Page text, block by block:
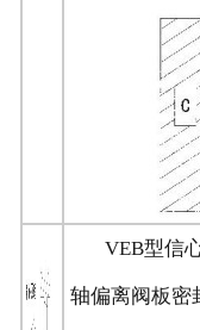
VEB型信心
轴偏离阀板密